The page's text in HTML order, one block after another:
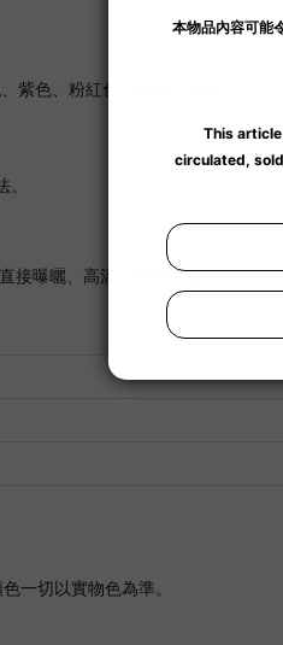
紫色、粉紅色、銀色、金色。
接曝曬、高溫、潮濕之處所。
一切以實物色為準。